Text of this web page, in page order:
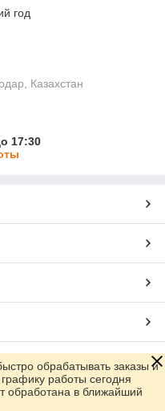
год
Казахстан
17:30
Satu.kz
обрабатывать заказы и
работы сегодня
обработана в ближайший